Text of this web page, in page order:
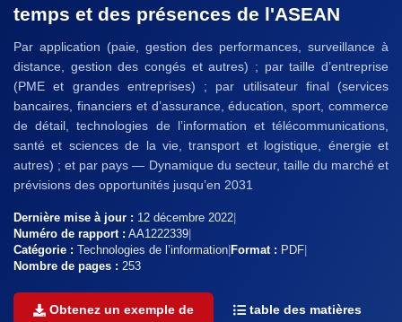
temps et des présences de l'ASEAN
Par application (paie, gestion des performances, surveillance à
distance, gestion des congés et autres) ; par taille d’entreprise
(PME et grandes entreprises) ; par utilisateur final (services
bancaires, financiers et d’assurance, éducation, sport, commerce
de détail, technologies de l’information et télécommunications,
santé et sciences de la vie, transport et logistique, énergie et
autres) ; et par pays — Dynamique du secteur, taille du marché et
prévisions des opportunités jusqu’en 2031
Dernière mise à jour : 12 décembre 2022
Numéro de rapport : AA1222339
Catégorie : Technologies de l’information Format : PDF
Nombre de pages : 253
Obtenez un exemple de table des matières